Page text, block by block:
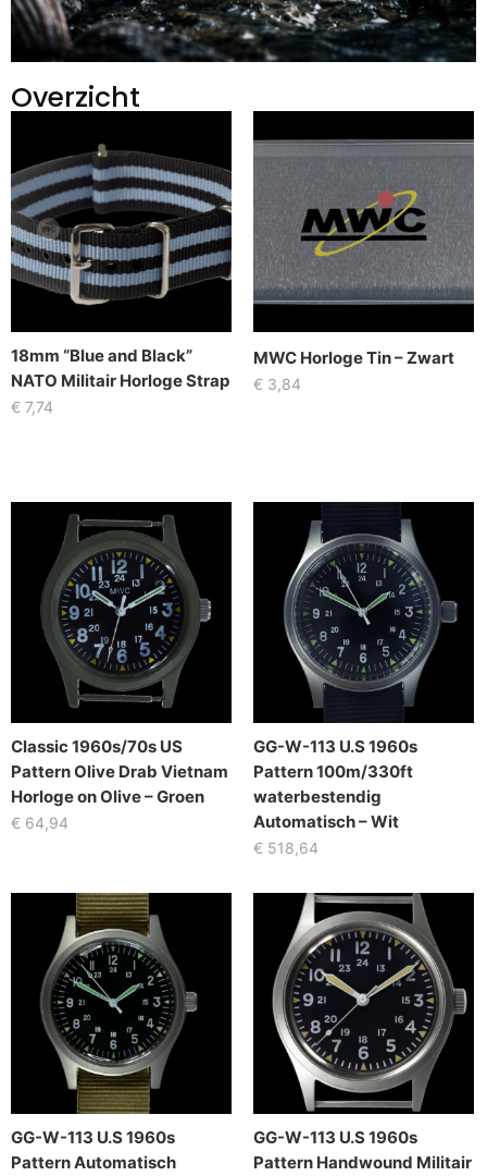
Overzicht
18mm “Blue and Black”
NATO Militair Horloge Strap
€ 7,74
MWC Horloge Tin – Zwart
€ 3,84
Classic 1960s/70s US
Pattern Olive Drab Vietnam
Horloge on Olive – Groen
€ 64,94
GG-W-113 U.S 1960s
Pattern 100m/330ft
waterbestendig
Automatisch – Wit
€ 518,64
GG-W-113 U.S 1960s
Pattern Automatisch
GG-W-113 U.S 1960s
Pattern Handwound Militair